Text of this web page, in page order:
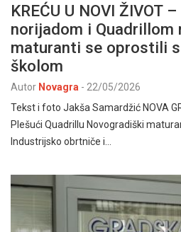
KREĆU U NOVI ŽIVOT
norijadom i Quadrillom
maturanti se oprostili
školom
Autor Novagra - 22/05/2026
Tekst i foto Jakša Samardžić NOVA
Plešući Quadrillu Novogradiški
Industrijsko obrtniče i…